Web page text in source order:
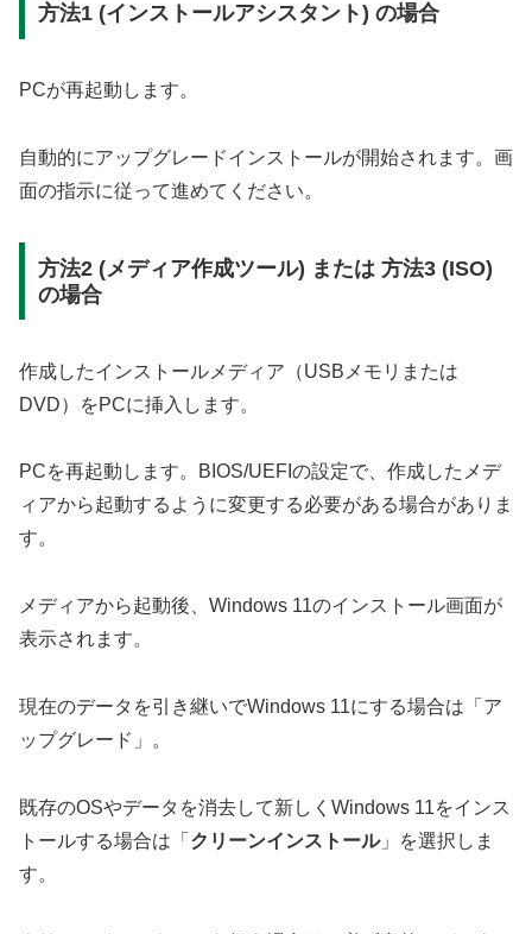
方法1 (インストールアシスタント) の場合
PCが再起動します。
自動的にアップグレードインストールが開始されます。画
面の指示に従って進めてください。
方法2 (メディア作成ツール) または 方法3 (ISO)
の場合
作成したインストールメディア（USBメモリまたは
DVD）をPCに挿入します。
PCを再起動します。BIOS/UEFIの設定で、作成したメデ
ィアから起動するように変更する必要がある場合がありま
す。
メディアから起動後、Windows 11のインストール画面が
表示されます。
現在のデータを引き継いでWindows 11にする場合は「ア
ップグレード」。
既存のOSやデータを消去して新しくWindows 11をインス
トールする場合は「 クリーンインストール」を選択しま
す。